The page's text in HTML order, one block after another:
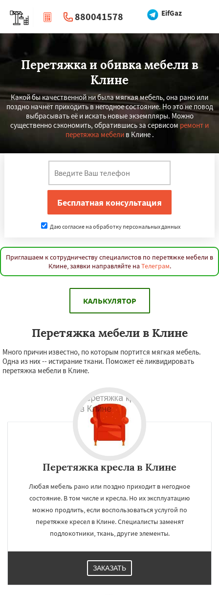
EifGaz
880041578
| Перезвоните мне
Перетяжка и обивка мебели в
Клине
Какой бы качественной ни была мягкая мебель, она рано или
поздно начнёт приходить в негодное состояние. Но это не повод
выбрасывать её и искать новые экземпляры. Можно
существенно сэкономить, обратившись за сервисом ремонт и
перетяжка мебелив Клине .
Даю согласие на обработку персональных данных
Приглашаем к сотрудничеству специалистов по перетяжке мебели в
Клине, заявки направляйте на Телеграм.
КАЛЬКУЛЯТОР
Перетяжка мебели в Клине
Много причин известно, по которым портится мягкая мебель.
Одна из них -- истирание ткани. Поможет её ликвидировать
перетяжка мебели в Клине.
Перетяжка кресла в Клине
Любая мебель рано или поздно приходит в негодное
состояние. В том числе и кресла. Но их эксплуатацию
можно продлить, если воспользоваться услугой по
перетяжке кресел в Клине. Специалисты заменят
подлокотники, ткань, другие элементы.
ЗАКАЗАТЬ